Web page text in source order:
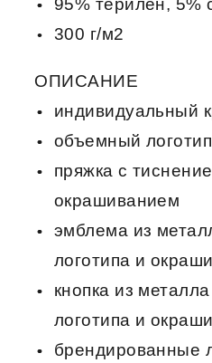
300 г/м2
ОПИСАНИЕ
индивидуальный
объемный
пряжка с
окрашиванием
эмблема из
логотипа и
кнопка из
логотипа и
брендированные